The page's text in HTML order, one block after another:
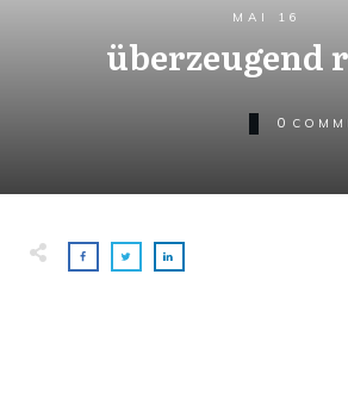
MAI 16
überzeugend
0